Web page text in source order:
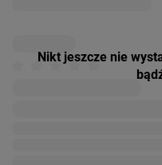
Nikt jeszcze nie